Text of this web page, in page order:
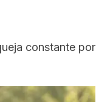
constante por